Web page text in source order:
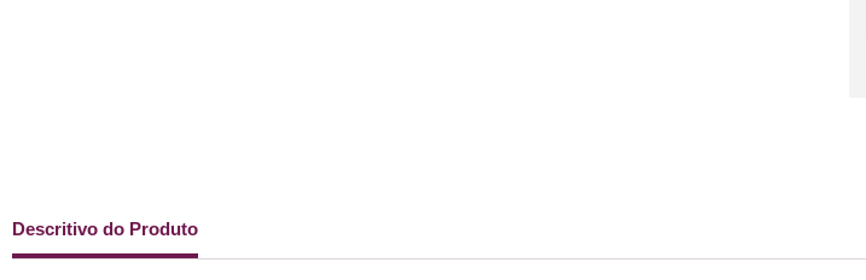
Descritivo do Produto